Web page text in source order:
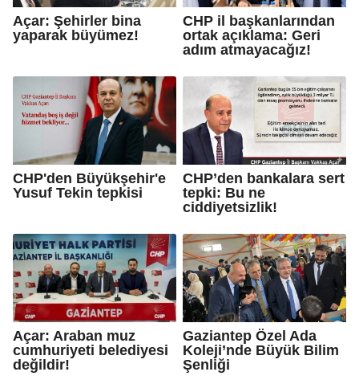
Açar: Şehirler bina
yaparak büyümez!
CHP il başkanlarından
ortak açıklama: Geri
adım atmayacağız!
CHP'den Büyükşehir'e
Yusuf Tekin tepkisi
CHP’den bankalara sert
tepki: Bu ne
ciddiyetsizlik!
Açar: Araban muz
cumhuriyeti belediyesi
değildir!
Gaziantep Özel Ada
Koleji’nde Büyük Bilim
Şenliği